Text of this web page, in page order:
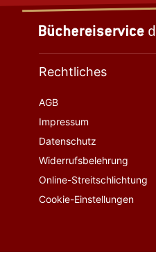
Rechtliches
AGB
Impressum
Datenschutz
Widerrufsbelehrung
Online-Streitschlichtung
Cookie-Einstellungen